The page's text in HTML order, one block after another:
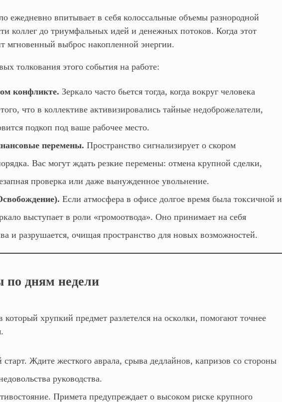
ежедневно впитывает в себя колоссальные объемы разнородной
коллег до триумфальных идей и денежных потоков. Когда этот
мгновенный выброс накопленной энергии.
толкования этого события на работе:
конфликте. Зеркало часто бьется тогда, когда вокруг человека
что в коллективе активизировались тайные недоброжелатели,
подкоп под ваше рабочее место.
перемены. Пространство сигнализирует о скором
Вас могут ждать резкие перемены: отмена крупной сделки,
проверка или даже вынужденное увольнение.
Если атмосфера в офисе долгое время была токсичной и
выступает в роли «громоотвода». Оно принимает на себя
и разрушается, очищая пространство для новых возможностей.
по дням недели
который хрупкий предмет разлетелся на осколки, помогают точнее
Ждите жесткого аврала, срыва дедлайнов, капризов со стороны
руководства.
Примета предупреждает о высоком риске крупного